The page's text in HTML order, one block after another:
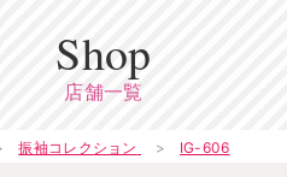
Shop
店舗一覧
振袖コレクション IG-606